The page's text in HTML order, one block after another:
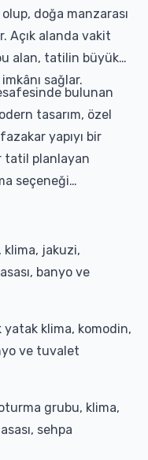
doğa manzarası
Açık alanda vakit
alan, tatilin büyük
sağlar.
bulunan
tasarım, özel
yapıyı bir
tatil planlayan
seçeneği
jakuzi,
banyo ve
klima, komodin,
ve tuvalet
grubu, klima,
sehpa